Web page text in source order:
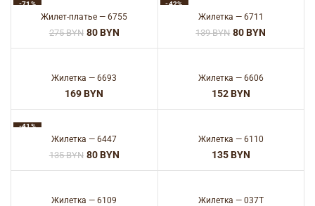
-71%
Жилет-платье — 6755
275BYN 80BYN
-42%
Жилетка — 6711
139BYN 80BYN
Жилетка — 6693
BYN
Жилетка — 6606
BYN
-41%
Жилетка — 6447
135BYN 80BYN
Жилетка — 6110
BYN
Жилетка — 6109 Жилетка — 037T